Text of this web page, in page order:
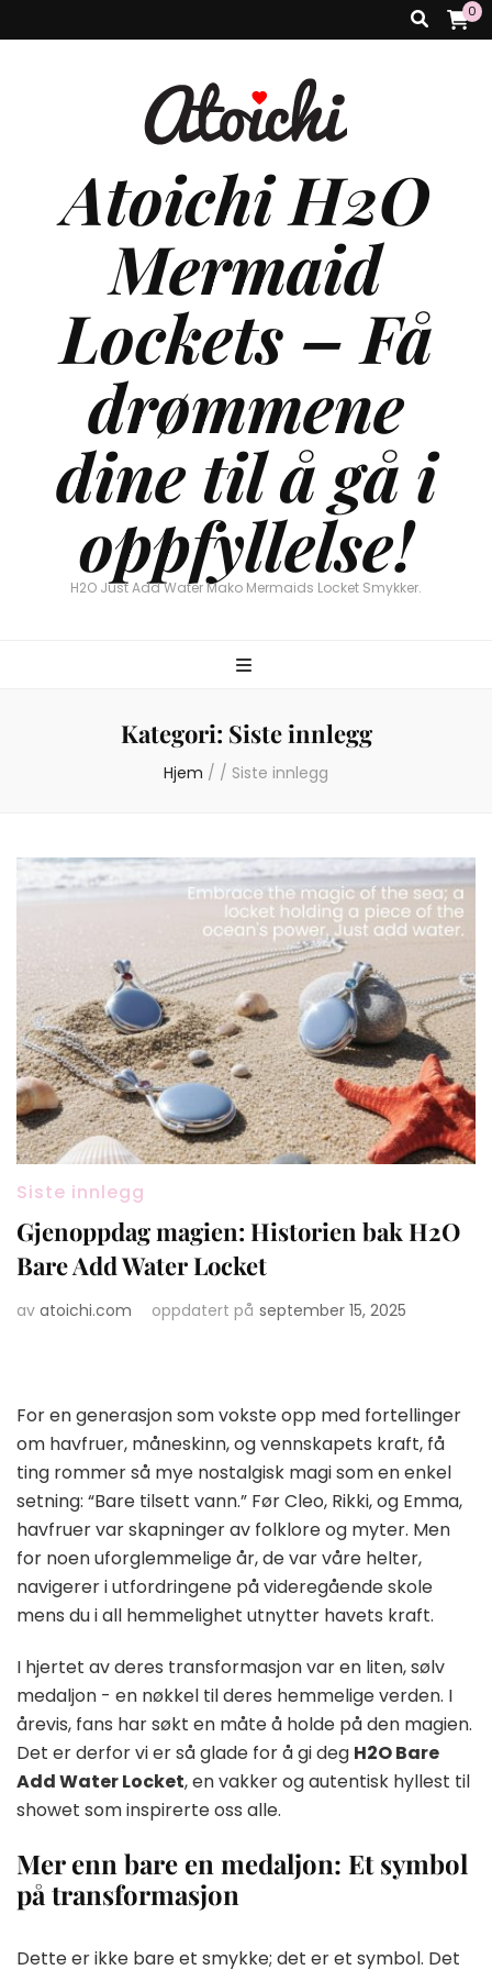
0
Atoichi H2O
Mermaid
Lockets – Få
drømmene
dine til å gå i
oppfyllelse!
H2O Just Add Water Mako Mermaids Locket Smykker.
Kategori: Siste innlegg
Hjem / / Siste innlegg
Siste innlegg
Gjenoppdag magien: Historien bak H2O
Bare Add Water Locket
av atoichi.com oppdatert på september 15, 2025
For en generasjon som vokste opp med fortellinger
om havfruer, måneskinn, og vennskapets kraft, få
ting rommer så mye nostalgisk magi som en enkel
setning: “Bare tilsett vann.” Før Cleo, Rikki, og Emma,
havfruer var skapninger av folklore og myter. Men
for noen uforglemmelige år, de var våre helter,
navigerer i utfordringene på videregående skole
mens du i all hemmelighet utnytter havets kraft.
I hjertet av deres transformasjon var en liten, sølv
medaljon - en nøkkel til deres hemmelige verden. I
årevis, fans har søkt en måte å holde på den magien.
Det er derfor vi er så glade for å gi deg H2O Bare
Add Water Locket, en vakker og autentisk hyllest til
showet som inspirerte oss alle.
Mer enn bare en medaljon: Et symbol
på transformasjon
Dette er ikke bare et smykke; det er et symbol. Det